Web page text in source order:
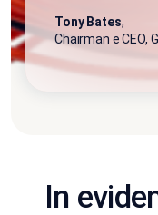
Tony Bates,
Chairman e CEO,
In